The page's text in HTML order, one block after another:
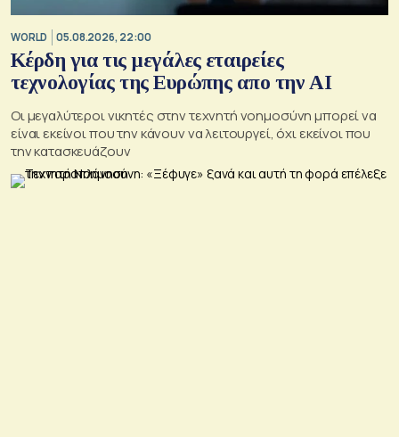
WORLD 05.08.2026, 22:00
Κέρδη για τις μεγάλες εταιρείες
τεχνολογίας της Ευρώπης απο την AI
Οι μεγαλύτεροι νικητές στην τεχνητή νοημοσύνη μπορεί να
είναι εκείνοι που την κάνουν να λειτουργεί, όχι εκείνοι που
την κατασκευάζουν